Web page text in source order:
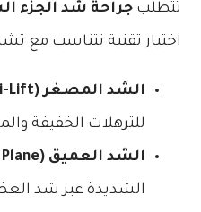
تتطلبجراحة شد الجزء
اختيار تقنية تتناسب مع
الشد المصغر (Mini-Lift):
للترهلات الخفيفة
الشد العميق (Deep Plane):
الشديدة عبر شد